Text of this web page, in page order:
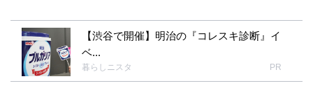
【渋谷で開催】明治の『コレスキ診断』イ
ベ...
暮らしニスタ PR